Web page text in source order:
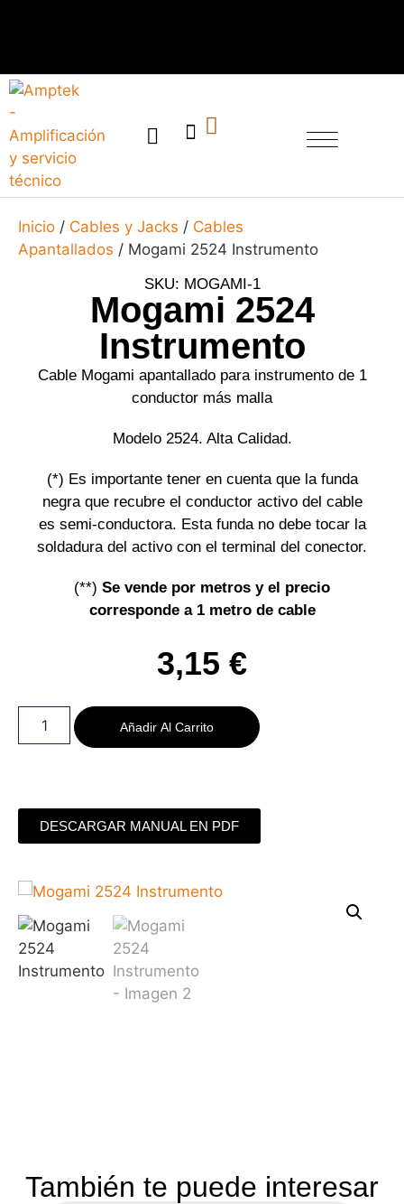
Inicio / Cables y Jacks / Cables
Apantallados / Mogami 2524 Instrumento
SKU: MOGAMI-1
Mogami 2524
Instrumento
Cable Mogami apantallado para instrumento de 1
conductor más malla
Modelo 2524. Alta Calidad.
(*) Es importante tener en cuenta que la funda
negra que recubre el conductor activo del cable
es semi-conductora. Esta funda no debe tocar la
soldadura del activo con el terminal del conector.
(**) Se vende por metros y el precio
corresponde a 1 metro de cable
3,15 €
Añadir Al Carrito
DESCARGAR MANUAL EN PDF
También te puede interesar